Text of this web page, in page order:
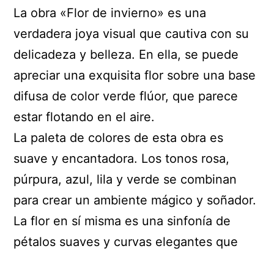
La obra «Flor de invierno» es una
verdadera joya visual que cautiva con su
delicadeza y belleza. En ella, se puede
apreciar una exquisita flor sobre una base
difusa de color verde flúor, que parece
estar flotando en el aire.
La paleta de colores de esta obra es
suave y encantadora. Los tonos rosa,
púrpura, azul, lila y verde se combinan
para crear un ambiente mágico y soñador.
La flor en sí misma es una sinfonía de
pétalos suaves y curvas elegantes que